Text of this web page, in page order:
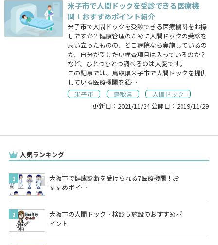
米子市で人間ドックを受診できる医療機
関！おすすめポイント紹介
米子市で人間ドックを受診できる医療機関をお探
しですか？健康管理のために人間ドックの受診を
思い立ったものの、どこ病院なら実施しているの
か、自分が受けたい検査項目は入っているのか？
など、ひとつひとつ調べるのは大変です。
この記事では、鳥取県米子市で人間ドックを提供
している医療機関を紹…
米子市
鳥取県
人間ドック
更新日： 2021/11/24 公開日： 2019/11/29
人気ランキング
大阪市で健康診断を受けられる7医療機関！お
すすめポイ…
大阪市の人間ドック・検診５施設のおすすめポ
イント